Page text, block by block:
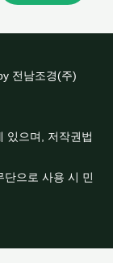
전남조경(주)
있으며, 저작권법
으로 사용 시 민